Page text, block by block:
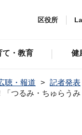
区役所
て・教育 健
聴・報道 記者発表
つるみ・ちゅらう